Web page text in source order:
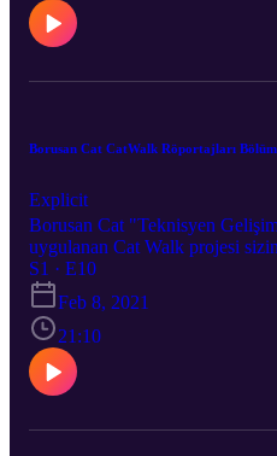
Borusan Cat CatWalk Röportajları
Explicit
Borusan Cat "Teknisyen
uygulanan Cat Walk projesi
bölümümüzün konuğu Ankara
Kariyer yolculukları
dinliyor, bu süreçte
S1 · E10
Feb 8, 2021
21:10